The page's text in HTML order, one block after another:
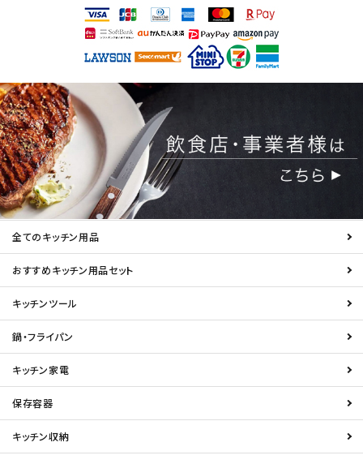
全てのキッチン用品
おすすめキッチン用品セット
キッチンツール
鍋・フライパン
キッチン家電
保存容器
キッチン収納